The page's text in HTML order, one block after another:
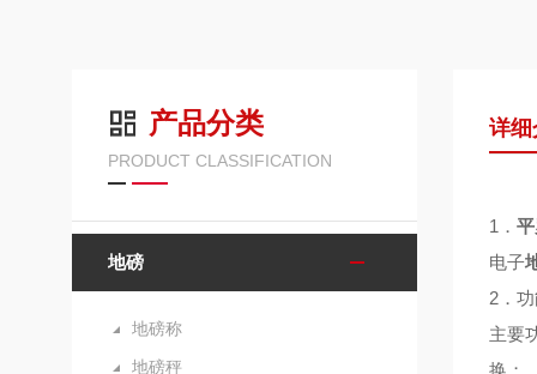
产品分类
PRODUCT CLASSIFICATION
地磅
地磅称
地磅秤
详细
1．
电子
2．
主要
换；